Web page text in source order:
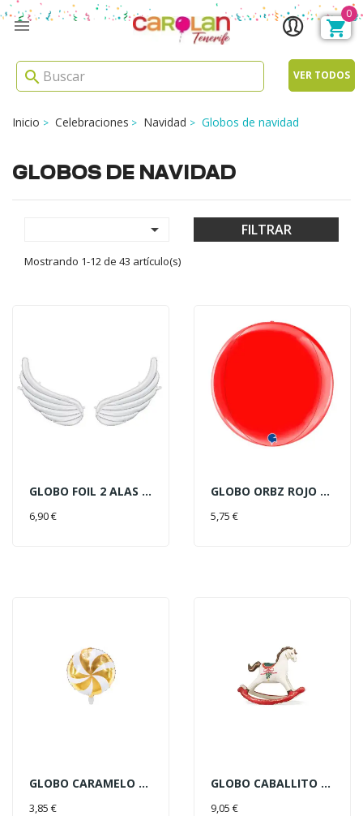

0
search VER TODOS
Inicio Celebraciones Navidad Globos de navidad
GLOBOS DE NAVIDAD
 FILTRAR
Mostrando 1-12 de 43 artículo(s)
GLOBO FOIL 2 ALAS BLCA 104X60C
6,90 €
GLOBO ORBZ ROJO 38CM
5,75 €
GLOBO CARAMELO RAYAS ORO
3,85 €
GLOBO CABALLITO BALANCIN NAVID
9,05 €